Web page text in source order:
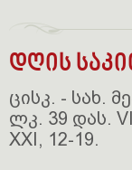
დღის
ცისკ. - სახ.
ლკ. 39 დას.
XXI, 12-19.